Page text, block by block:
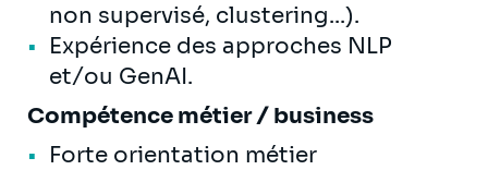
non supervisé, clustering...).
Expérience des approches NLP
et/ou GenAI.
Compétence métier / business
Forte orientation métier